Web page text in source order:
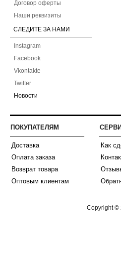
Договор оферты
Наши реквизиты
СЛЕДИТЕ ЗА НАМИ
Instagram
Facebook
Vkontakte
Twitter
Новости
ПОКУПАТЕЛЯМ
Доставка
Оплата заказа
Возврат товара
Оптовым клиентам
Как
Copyright ©